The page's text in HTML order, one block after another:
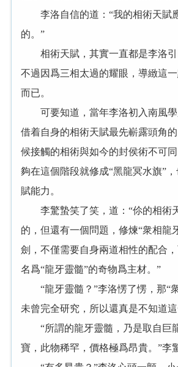
李洛自信的道：“我的相術天賦
的。”
相術天賦，其實一直都是李洛引
不過因爲三相太過的耀眼，導緻這
而已。
可要知道，當年李洛初入南風學
借着自身的相術天賦最先嶄露頭角
候接觸的相術與如今的封侯術不可
夠在這個階段就修成“黑龍冥水旗”
賦能力。
李驚蟄笑了笑，道：“伱的相術
的，但還有一個問題，修煉“衆相龍
劍，不僅需要自身兩道相性的配合
名爲“龍牙靈髓”的奇物爲主材。”
“龍牙靈髓？”李洛愣了愣，那“
未曾完全研究，所以還真是不知道這
“所謂的龍牙靈髓，乃是取自巨
寶，此物稀罕，價格極爲昂貴。”李